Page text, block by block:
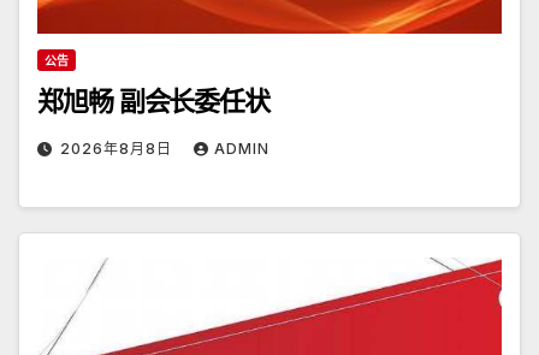
公告
郑旭畅 副会长委任状
2026年8月8日 ADMIN